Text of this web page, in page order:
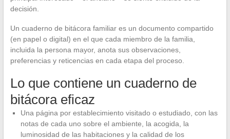
decisión.
Un cuaderno de bitácora familiar es un documento compartido
(en papel o digital) en el que cada miembro de la familia,
incluida la persona mayor, anota sus observaciones,
preferencias y reticencias en cada etapa del proceso.
Lo que contiene un cuaderno de
bitácora eficaz
Una página por establecimiento visitado o estudiado, con las
notas de cada uno sobre el ambiente, la acogida, la
luminosidad de las habitaciones y la calidad de los